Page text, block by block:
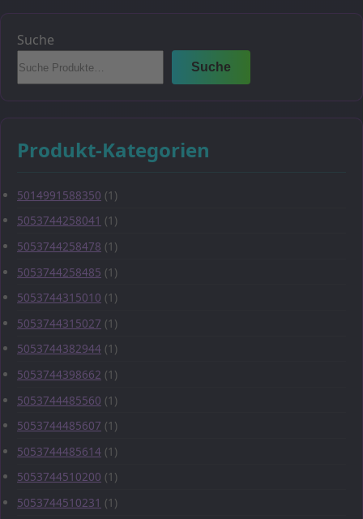
Suche
Suche
Produkt-Kategorien
5014991588350 (1)
5053744258041 (1)
5053744258478 (1)
5053744258485 (1)
5053744315010 (1)
5053744315027 (1)
5053744382944 (1)
5053744398662 (1)
5053744485560 (1)
5053744485607 (1)
5053744485614 (1)
5053744510200 (1)
5053744510231 (1)